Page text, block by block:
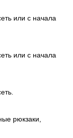
или с начала
или с начала
рюкзаки,